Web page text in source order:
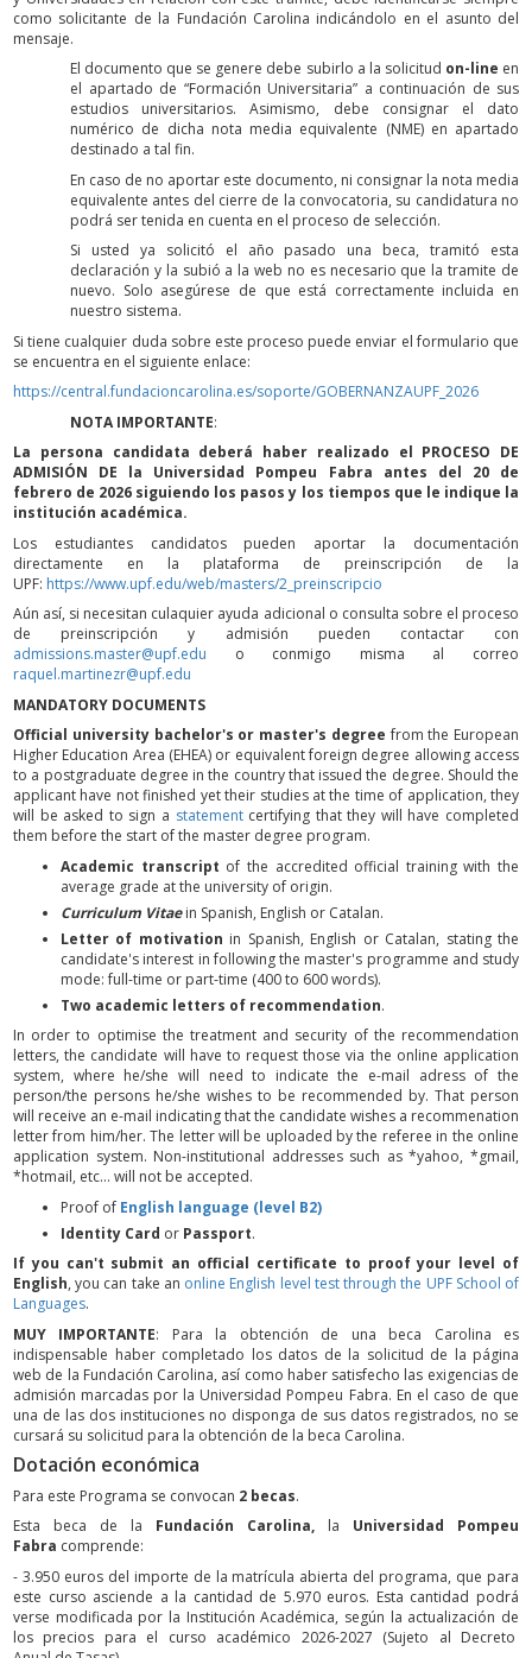
como solicitante de la Fundación Carolina indicándolo en el asunto del
mensaje.
El documento que se genere debe subirlo a la solicitud on-line en
el apartado de “Formación Universitaria” a continuación de sus
estudios universitarios. Asimismo, debe consignar el dato
numérico de dicha nota media equivalente (NME) en apartado
destinado a tal fin.
En caso de no aportar este documento, ni consignar la nota media
equivalente antes del cierre de la convocatoria, su candidatura no
podrá ser tenida en cuenta en el proceso de selección.
Si usted ya solicitó el año pasado una beca, tramitó esta
declaración y la subió a la web no es necesario que la tramite de
nuevo. Solo asegúrese de que está correctamente incluida en
nuestro sistema.
Si tiene cualquier duda sobre este proceso puede enviar el formulario que
se encuentra en el siguiente enlace:
https://central.fundacioncarolina.es/soporte/GOBERNANZAUPF_2026
NOTA IMPORTANTE:
La persona candidata deberá haber realizado el PROCESO DE
ADMISIÓN DE la Universidad Pompeu Fabra antes del 20 de
febrero de 2026 siguiendo los pasos y los tiempos que le indique la
institución académica.
Los estudiantes candidatos pueden aportar la documentación
directamente en la plataforma de preinscripción de la
UPF: https://www.upf.edu/web/masters/2_preinscripcio
Aún así, si necesitan culaquier ayuda adicional o consulta sobre el proceso
de preinscripción y admisión pueden contactar con
admissions.master@upf.edu o conmigo misma al correo
raquel.martinezr@upf.edu
MANDATORY DOCUMENTS
Official university bachelor's or master's degree from the European
Higher Education Area (EHEA) or equivalent foreign degree allowing access
to a postgraduate degree in the country that issued the degree. Should the
applicant have not finished yet their studies at the time of application, they
will be asked to sign a statementcertifying that they will have completed
them before the start of the master degree program.
Academic transcript of the accredited official training with the
average grade at the university of origin.
Curriculum Vitaein Spanish, English or Catalan.
Letter of motivation in Spanish, English or Catalan, stating the
candidate's interest in following the master's programme and study
mode: full-time or part-time (400 to 600 words).
Two academic letters of recommendation.
In order to optimise the treatment and security of the recommendation
letters, the candidate will have to request those via the online application
system, where he/she will need to indicate the e-mail adress of the
person/the persons he/she wishes to be recommended by. That person
will receive an e-mail indicating that the candidate wishes a recommenation
letter from him/her. The letter will be uploaded by the referee in the online
application system. Non-institutional addresses such as *yahoo, *gmail,
*hotmail, etc... will not be accepted.
Proof of English language (level B2)
Identity Card or Passport.
If you can't submit an official certificate to proof your level of
English, you can take an online English level test through the UPF School of
Languages.
MUY IMPORTANTE: Para la obtención de una beca Carolina es
indispensable haber completado los datos de la solicitud de la página
web de la Fundación Carolina, así como haber satisfecho las exigencias de
admisión marcadas por la Universidad Pompeu Fabra. En el caso de que
una de las dos instituciones no disponga de sus datos registrados, no se
cursará su solicitud para la obtención de la beca Carolina.
Dotación económica
Para este Programa se convocan 2 becas.
Esta beca de la Fundación Carolina, la Universidad Pompeu
Fabra comprende:
- 3.950 euros del importe de la matrícula abierta del programa, que para
este curso asciende a la cantidad de 5.970 euros. Esta cantidad podrá
verse modificada por la Institución Académica, según la actualización de
los precios para el curso académico 2026-2027 (Sujeto al Decreto